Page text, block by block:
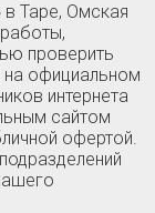
Таре, Омская
проверить
на официальном
интернета
сайтом
офертой.